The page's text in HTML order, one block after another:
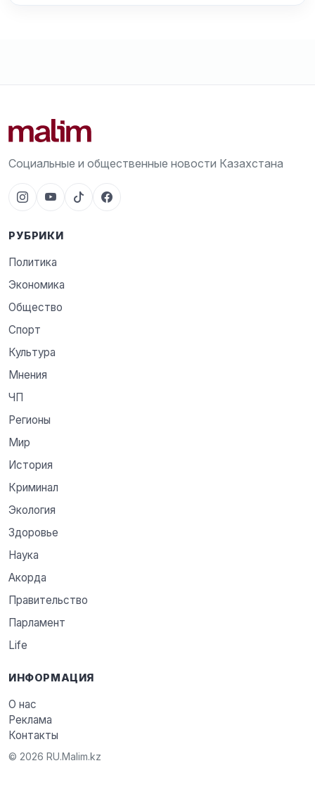
Социальные и общественные новости Казахстана
РУБРИКИ
Политика
Экономика
Общество
Спорт
Культура
Мнения
ЧП
Регионы
Мир
История
Криминал
Экология
Здоровье
Наука
Акорда
Правительство
Парламент
Life
ИНФОРМАЦИЯ
О нас
Реклама
Контакты
© 2026 RU.Malim.kz